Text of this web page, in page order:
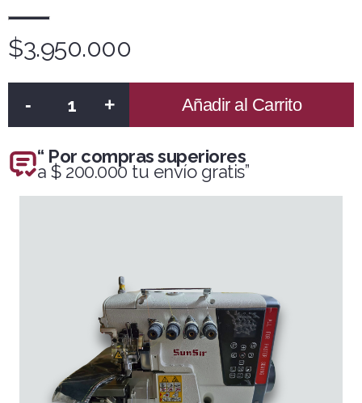
$3.950.000
- + Añadir al Carrito
“ Por compras superiores
a $ 200.000 tu envío gratis”